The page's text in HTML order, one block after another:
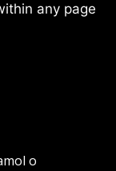
any page
o